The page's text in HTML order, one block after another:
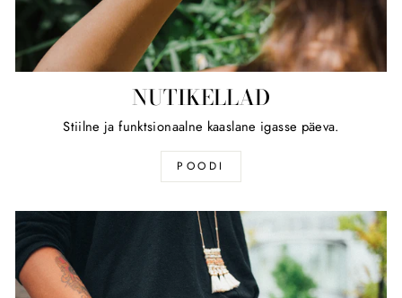
NUTIKELLAD
Stiilne ja funktsionaalne kaaslane igasse päeva.
POODI